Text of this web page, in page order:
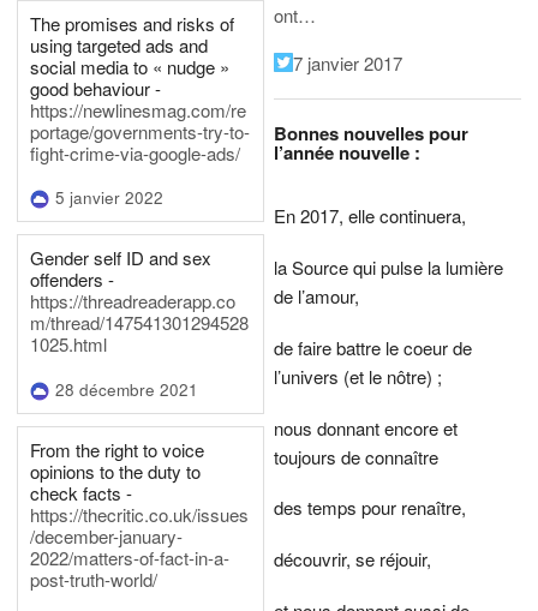
The promises and risks of
using targeted ads and
social media to « nudge »
good behaviour -
https://newlinesmag.com/re
portage/governments-try-to-
fight-crime-via-google-ads/
5 janvier 2022
Gender self ID and sex
offenders -
https://threadreaderapp.co
m/thread/147541301294528
1025.html
28 décembre 2021
From the right to voice
opinions to the duty to
check facts -
https://thecritic.co.uk/issues
/december-january-
2022/matters-of-fact-in-a-
post-truth-world/
ont…
7 janvier 2017
Bonnes nouvelles pour
l’année nouvelle :
En 2017, elle continuera,
la Source qui pulse la lumière
de l’amour,
de faire battre le coeur de
l’univers (et le nôtre) ;
nous donnant encore et
toujours de connaître
des temps pour renaître,
découvrir, se réjouir,